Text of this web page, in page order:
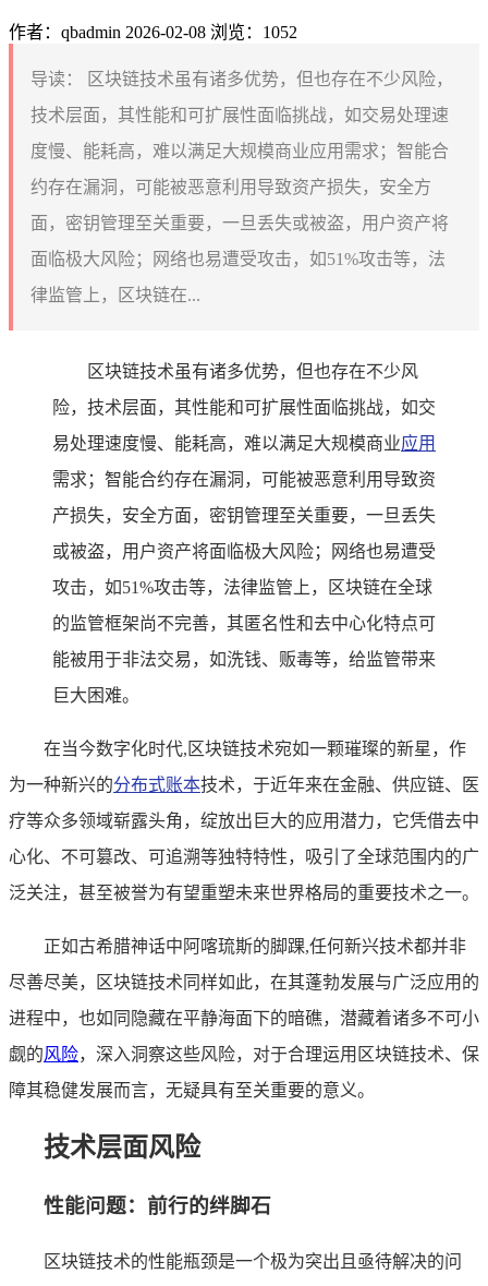
作者：qbadmin 2026-02-08 浏览：1052
导读：
区块链技术虽有诸多优势，但也存在不少风险，
技术层面，其性能和可扩展性面临挑战，如交易处理速
度慢、能耗高，难以满足大规模商业应用需求；智能合
约存在漏洞，可能被恶意利用导致资产损失，安全方
面，密钥管理至关重要，一旦丢失或被盗，用户资产将
面临极大风险；网络也易遭受攻击，如51%攻击等，法
律监管上，区块链在...
区块链技术虽有诸多优势，但也存在不少风
险，技术层面，其性能和可扩展性面临挑战，如交
易处理速度慢、能耗高，难以满足大规模商业应用
需求；智能合约存在漏洞，可能被恶意利用导致资
产损失，安全方面，密钥管理至关重要，一旦丢失
或被盗，用户资产将面临极大风险；网络也易遭受
攻击，如51%攻击等，法律监管上，区块链在全球
的监管框架尚不完善，其匿名性和去中心化特点可
能被用于非法交易，如洗钱、贩毒等，给监管带来
巨大困难。
在当今数字化时代,区块链技术宛如一颗璀璨的新星，作
为一种新兴的分布式账本技术，于近年来在金融、供应链、医
疗等众多领域崭露头角，绽放出巨大的应用潜力，它凭借去中
心化、不可篡改、可追溯等独特特性，吸引了全球范围内的广
泛关注，甚至被誉为有望重塑未来世界格局的重要技术之一。
正如古希腊神话中阿喀琉斯的脚踝,任何新兴技术都并非
尽善尽美，区块链技术同样如此，在其蓬勃发展与广泛应用的
进程中，也如同隐藏在平静海面下的暗礁，潜藏着诸多不可小
觑的风险，深入洞察这些风险，对于合理运用区块链技术、保
障其稳健发展而言，无疑具有至关重要的意义。
技术层面风险
性能问题：前行的绊脚石
区块链技术的性能瓶颈是一个极为突出且亟待解决的问